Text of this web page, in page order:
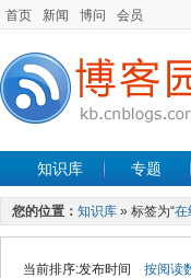
首页 新闻 博问 会员
知识库 专题
您的位置： 知识库 » 标签为“在
当前排序:发布时间 按阅读